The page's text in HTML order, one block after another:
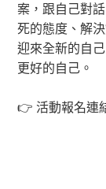
案，跟自己對
死的態度、解
迎來全新的自
更好的自己。
👉 活動報名連